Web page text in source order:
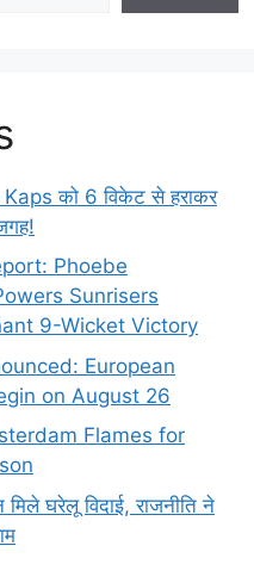
को 6 विकेट से हराकर
Phoebe
Sunrisers
9-Wicket Victory
European
on August 26
Flames for
घरेलू विदाई, राजनीति ने